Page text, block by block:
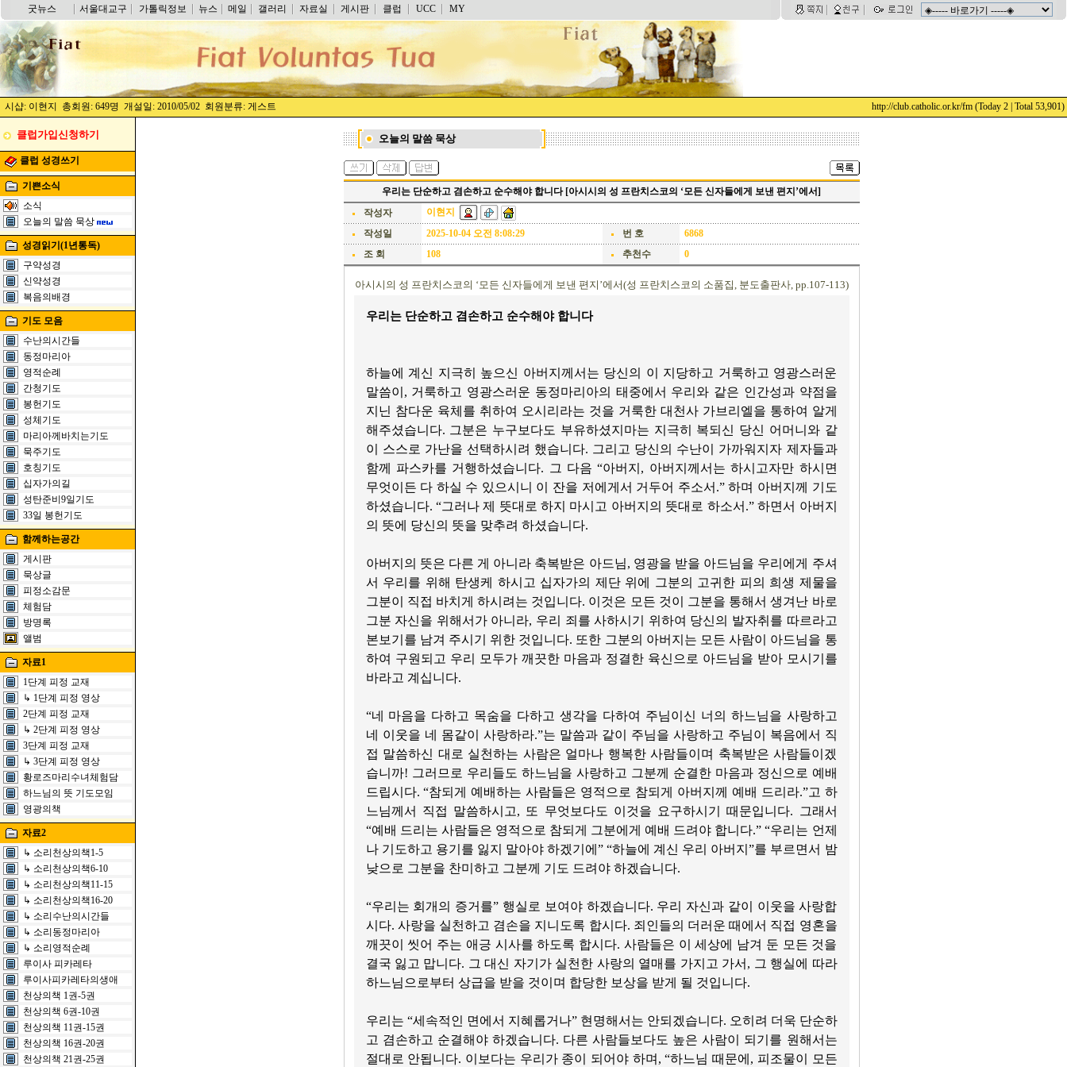
굿뉴스 서울대교구 가톨릭정보 뉴스 메일 갤러리 자료실 게시판 클럽 UCC MY
시샵: 이현지 총회원: 649명 개설일: 2010/05/02 회원분류: 게스트 http://club.catholic.or.kr/fm (Today 2 | Total 53,901)
클럽가입신청하기
클럽 성경쓰기
기쁜소식
소식
오늘의 말씀 묵상
성경읽기(1년통독)
구약성경
신약성경
복음의배경
기도 모음
수난의시간들
동정마리아
영적순례
간청기도
봉헌기도
성체기도
마리아께바치는기도
묵주기도
호칭기도
십자가의길
성탄준비9일기도
33일 봉헌기도
함께하는공간
게시판
묵상글
피정소감문
체험담
방명록
앨범
자료1
1단계 피정 교재
↳ 1단계 피정 영상
2단계 피정 교재
↳ 2단계 피정 영상
3단계 피정 교재
↳ 3단계 피정 영상
황로즈마리수녀체험담
하느님의 뜻 기도모임
영광의책
자료2
↳ 소리천상의책1-5
↳ 소리천상의책6-10
↳ 소리천상의책11-15
↳ 소리천상의책16-20
↳ 소리수난의시간들
↳ 소리동정마리아
↳ 소리영적순례
루이사 피카레타
루이사피카레타의생애
천상의책 1권-5권
천상의책 6권-10권
천상의책 11권-15권
천상의책 16권-20권
천상의책 21권-25권
오늘의 말씀 묵상
우리는 단순하고 겸손하고 순수해야 합니다 [아시시의 성 프란치스코의 ‘모든 신자들에게 보낸 편지’에서]
작성자
이현지
작성일
2025-10-04 오전 8:08:29 번 호
6868
조 회
108 추천수 0
아시시의 성 프란치스코의 ‘모든 신자들에게 보낸 편지’에서(성 프란치스코의 소품집, 분도출판사, pp.107-113)
우리는 단순하고 겸손하고 순수해야 합니다
하늘에 계신 지극히 높으신 아버지께서는 당신의 이 지당하고 거룩하고 영광스러운
말씀이, 거룩하고 영광스러운 동정마리아의 태중에서 우리와 같은 인간성과 약점을
지닌 참다운 육체를 취하여 오시리라는 것을 거룩한 대천사 가브리엘을 통하여 알게
해주셨습니다. 그분은 누구보다도 부유하셨지마는 지극히 복되신 당신 어머니와 같
이 스스로 가난을 선택하시려 했습니다. 그리고 당신의 수난이 가까워지자 제자들과
함께 파스카를 거행하셨습니다. 그 다음 “아버지, 아버지께서는 하시고자만 하시면
무엇이든 다 하실 수 있으시니 이 잔을 저에게서 거두어 주소서.” 하며 아버지께 기도
하셨습니다. “그러나 제 뜻대로 하지 마시고 아버지의 뜻대로 하소서.” 하면서 아버지
의 뜻에 당신의 뜻을 맞추려 하셨습니다.
아버지의 뜻은 다른 게 아니라 축복받은 아드님, 영광을 받을 아드님을 우리에게 주셔
서 우리를 위해 탄생케 하시고 십자가의 제단 위에 그분의 고귀한 피의 희생 제물을
그분이 직접 바치게 하시려는 것입니다. 이것은 모든 것이 그분을 통해서 생겨난 바로
그분 자신을 위해서가 아니라, 우리 죄를 사하시기 위하여 당신의 발자취를 따르라고
본보기를 남겨 주시기 위한 것입니다. 또한 그분의 아버지는 모든 사람이 아드님을 통
하여 구원되고 우리 모두가 깨끗한 마음과 정결한 육신으로 아드님을 받아 모시기를
바라고 계십니다.
“네 마음을 다하고 목숨을 다하고 생각을 다하여 주님이신 너의 하느님을 사랑하고
네 이웃을 네 몸같이 사랑하라.”는 말씀과 같이 주님을 사랑하고 주님이 복음에서 직
접 말씀하신 대로 실천하는 사람은 얼마나 행복한 사람들이며 축복받은 사람들이겠
습니까! 그러므로 우리들도 하느님을 사랑하고 그분께 순결한 마음과 정신으로 예배
드립시다. “참되게 예배하는 사람들은 영적으로 참되게 아버지께 예배 드리라.”고 하
느님께서 직접 말씀하시고, 또 무엇보다도 이것을 요구하시기 때문입니다. 그래서
“예배 드리는 사람들은 영적으로 참되게 그분에게 예배 드려야 합니다.” “우리는 언제
나 기도하고 용기를 잃지 말아야 하겠기에” “하늘에 계신 우리 아버지”를 부르면서 밤
낮으로 그분을 찬미하고 그분께 기도 드려야 하겠습니다.
“우리는 회개의 증거를” 행실로 보여야 하겠습니다. 우리 자신과 같이 이웃을 사랑합
시다. 사랑을 실천하고 겸손을 지니도록 합시다. 죄인들의 더러운 때에서 직접 영혼을
깨끗이 씻어 주는 애긍 시사를 하도록 합시다. 사람들은 이 세상에 남겨 둔 모든 것을
결국 잃고 맙니다. 그 대신 자기가 실천한 사랑의 열매를 가지고 가서, 그 행실에 따라
하느님으로부터 상급을 받을 것이며 합당한 보상을 받게 될 것입니다.
우리는 “세속적인 면에서 지혜롭거나” 현명해서는 안되겠습니다. 오히려 더욱 단순하
고 겸손하고 순결해야 하겠습니다. 다른 사람들보다도 높은 사람이 되기를 원해서는
절대로 안됩니다. 이보다는 우리가 종이 되어야 하며, “하느님 때문에, 피조물이 모든